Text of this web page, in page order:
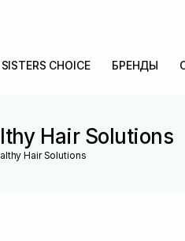
SISTERS CHOICE БРЕНДЫ
Hair Solutions
Hair Solutions